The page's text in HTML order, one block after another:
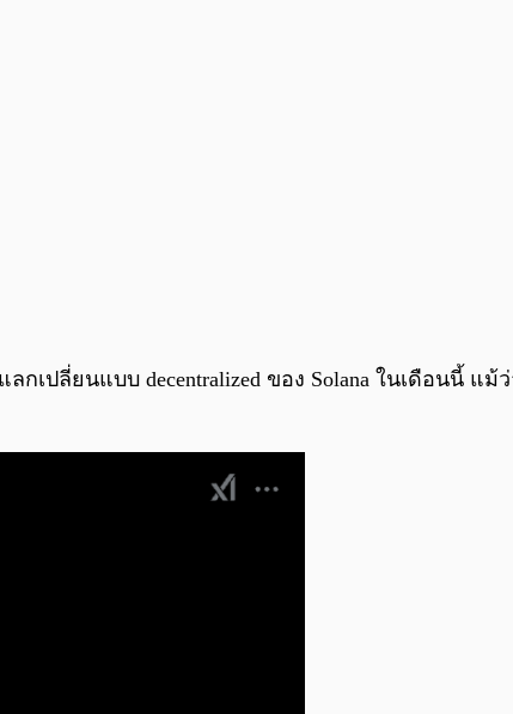
กเปลี่ยนแบบ decentralized ของ Solana ในเดือนนี้ แม้